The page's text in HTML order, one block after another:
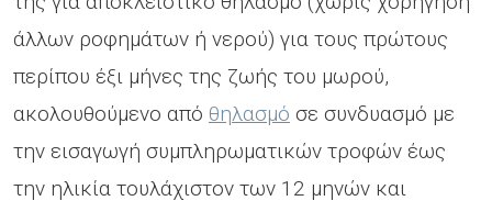
άλλων ροφημάτων ή νερού) για τους πρώτους
περίπου έξι μήνες της ζωής του μωρού,
ακολουθούμενο από θηλασμό σε συνδυασμό με
την εισαγωγή συμπληρωματικών τροφών έως
την ηλικία τουλάχιστον των 12 μηνών και